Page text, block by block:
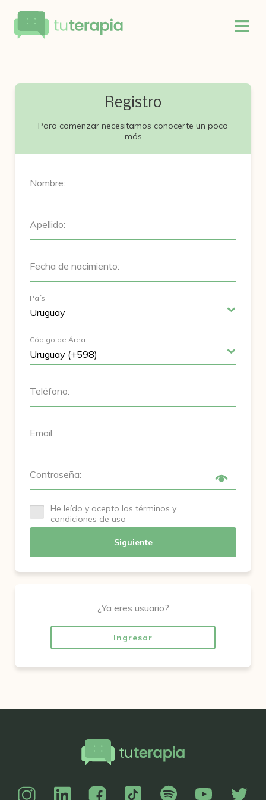
Registro
Para comenzar necesitamos conocerte un poco
más
Nombre:
Apellido:
Fecha de nacimiento:
País:
Código de Área:
Teléfono:
Email:
Contraseña:
He leído y acepto los términos y
condiciones de uso
Siguiente
¿Ya eres usuario?
Ingresar